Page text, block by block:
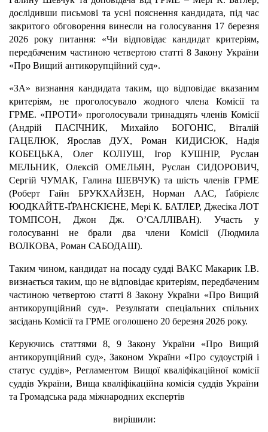
дослідивши письмові та усні пояснення кандидата, під час
закритого обговорення винесли на голосування 17 березня
2026 року питання: «Чи відповідає кандидат критеріям,
передбаченим частиною четвертою статті 8 Закону України
«Про Вищий антикорупційний суд».
«ЗА» визнання кандидата таким, що відповідає вказаним
критеріям, не проголосувало жодного члена Комісії та
ГРМЕ. «ПРОТИ» проголосували тринадцять членів Комісії
(Андрій ПАСІЧНИК, Михайло БОГОНІС, Віталій
ГАЦЕЛЮК, Ярослав ДУХ, Роман КИДИСЮК, Надія
КОБЕЦЬКА, Олег КОЛІУШ, Ігор КУШНІР, Руслан
МЕЛЬНИК, Олексій ОМЕЛЬЯН, Руслан СИДОРОВИЧ,
Сергій ЧУМАК, Галина ШЕВЧУК) та шість членів ГРМЕ
(Роберт Гайн БРУКХАЙЗЕН, Норман ААС, Ґабріелє
ЮОДКАЙТЕ-ҐРАНСКІЄНЕ, Мері К. БАТЛЕР, Джесіка ЛОТ
ТОМПСОН, Джон Дж. О’САЛЛІВАН). Участь у
голосуванні не брали два члени Комісії (Людмила
ВОЛКОВА, Роман САБОДАШ).
Таким чином, кандидат на посаду судді ВАКС Макарик І.В.
визнається таким, що не відповідає критеріям, передбаченим
частиною четвертою статті 8 Закону України «Про Вищий
антикорупційний суд». Результати спеціальних спільних
засідань Комісії та ГРМЕ оголошено 20 березня 2026 року.
Керуючись статтями 8, 9 Закону України «Про Вищий
антикорупційний суд», Законом України «Про судоустрій і
статус суддів», Регламентом Вищої кваліфікаційної комісії
суддів України, Вища кваліфікаційна комісія суддів України
та Громадська рада міжнародних експертів
вирішили: